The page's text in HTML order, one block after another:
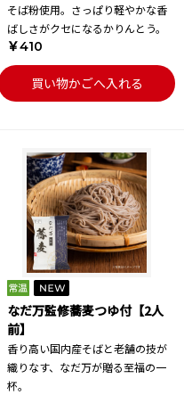
そば粉使用。さっぱり軽やかな香
ばしさがクセになるかりんとう。
￥410
買い物かごへ入れる
なだ万監修蕎麦つゆ付【2人
前】
香り高い国内産そばと老舗の技が
織りなす、なだ万が贈る至福の一
杯。